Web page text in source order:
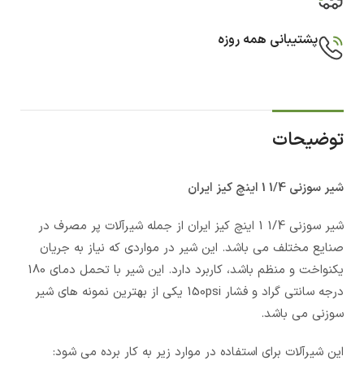
پشتیبانی همه روزه
توضیحات
شیر سوزنی 1/4 1 اینچ کیز ایران
شیر سوزنی 1/4 1 اینچ کیز ایران از جمله شیرآلات پر مصرف در
صنایع مختلف می باشد. این شیر در مواردی که نیاز به جریان
یکنواخت و منظم باشد، کاربرد دارد. این شیر با تحمل دمای 180
درجه سانتی گراد و فشار 150psi یکی از بهترین نمونه های شیر
سوزنی می باشد.
این شیرآلات برای استفاده در موارد زیر به کار برده می شود: